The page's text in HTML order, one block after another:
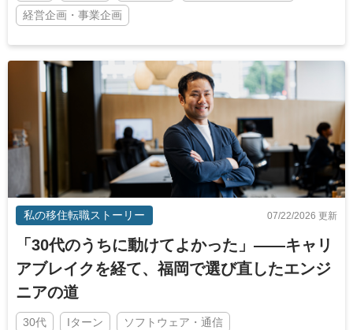
経営企画・事業企画
私の移住転職ストーリー 07/22/2026 更新
「30代のうちに動けてよかった」——キャリ
アブレイクを経て、福岡で選び直したエンジ
ニアの道
30代 Iターン ソフトウェア・通信